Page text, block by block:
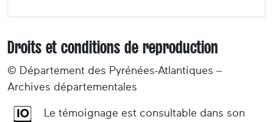
Droits et conditions de reproduction
© Département des Pyrénées-Atlantiques –
Archives départementales
Le témoignage est consultable dans son